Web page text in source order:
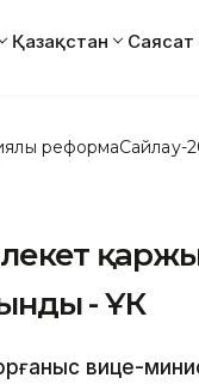
Қазақстан Саясат
реформаСайлау-
- ҰҚК
вице-